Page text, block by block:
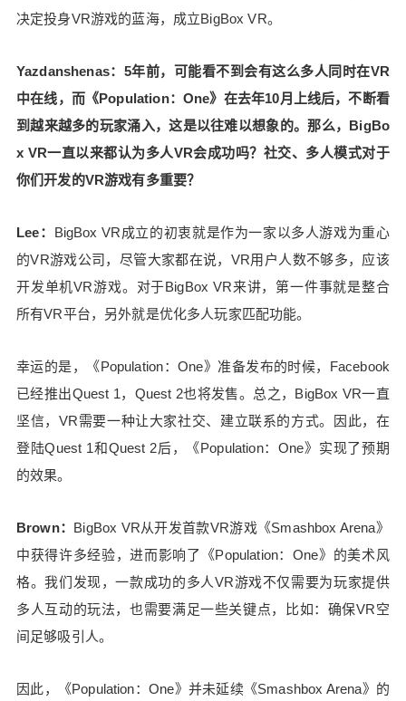
决定投身VR游戏的蓝海，成立BigBox VR。
Yazdanshenas：5年前，可能看不到会有这么多人同时在VR
中在线，而《Population：One》在去年10月上线后，不断看
到越来越多的玩家涌入，这是以往难以想象的。那么，BigBo
x VR一直以来都认为多人VR会成功吗？社交、多人模式对于
你们开发的VR游戏有多重要？
Lee： BigBox VR成立的初衷就是作为一家以多人游戏为重心
的VR游戏公司，尽管大家都在说，VR用户人数不够多，应该
开发单机VR游戏。对于BigBox VR来讲，第一件事就是整合
所有VR平台，另外就是优化多人玩家匹配功能。
幸运的是，《Population：One》准备发布的时候，Facebook
已经推出Quest 1，Quest 2也将发售。总之，BigBox VR一直
坚信，VR需要一种让大家社交、建立联系的方式。因此，在
登陆Quest 1和Quest 2后，《Population：One》实现了预期
的效果。
Brown： BigBox VR从开发首款VR游戏《Smashbox Arena》
中获得许多经验，进而影响了《Population：One》的美术风
格。我们发现，一款成功的多人VR游戏不仅需要为玩家提供
多人互动的玩法，也需要满足一些关键点，比如：确保VR空
间足够吸引人。
因此，《Population：One》并未延续《Smashbox Arena》的
解，《Population：One》原本是一款PC VR独占游
图，同时供18人体验。因此，Oculus开发者关系团
队的工程师也帮助BigBox VR一起完成Quest版开
发。总之，为了在移动硬件平台上运行多人VR游
戏，需要花费大量努力。 在你们看来，在Quest上
推出大规模多人VR游戏和在PC VR上有哪些不同？
Lee：从商业角度上讲，这款游戏是从2016年开始
确定会有多少人购买VR头显，但预计在几年后市场
至少会发展到一定规模，没想到市场发展速度远低
于预期。于是，《Population：One》在上线之前，
我们决定先与Oculus沟通，于是了解到Oculus正在
们决定为Quest重新开发《Population：One》。 Br
own：在开发Quest版《Population：One》的时
候，我们认为几个关键特征必不可少，包括：18人
大逃杀、1平方公里地图、写实的美术风格。明亮、
鲜艳、逼真的美术风格也是该作与市面上其他多人V
R游戏的不同之处。 经过约一年时间，BigBox VR
码，此外为Quest修改了基于Unity引擎的Core代
码，并且自助编写了LOD（细节层次）引擎、物理
引擎，开发了多流网络和FMOD，修改轻量化渲染
通道并定制了BigBox只有的渲染通道，为Quest 1的
e》场景中的模型最高不超过40-50次Draw Call（绘
度。与此同时，玩家依然可以在游戏中最远可以看